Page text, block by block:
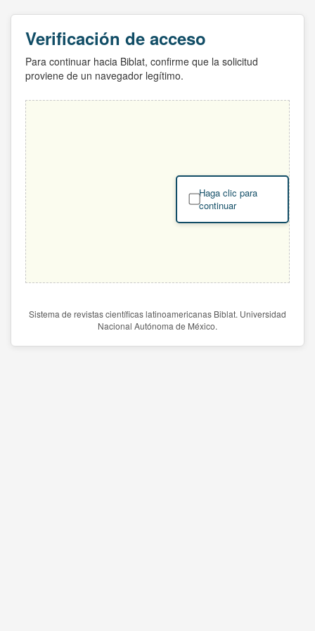
Verificación de acceso
Para continuar hacia Biblat, confirme que la solicitud
proviene de un navegador legítimo.
Haga clic para
continuar
Sistema de revistas científicas latinoamericanas Biblat. Universidad
Nacional Autónoma de México.